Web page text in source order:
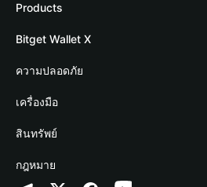
เกี่ยวกับ Bitget Wallet
Blog
Academy
ข่าวสารด้านคริปโต
ศูนย์ช่วยเหลือ
ติดต่อเรา
Products
Crypto Card
Stablecoin Earn
Payfi Crypto
Crypto Swap API
Altcoin Season Index
Bitget Wallet X
นักพัฒนา
เชื่อมต่อ Wallet
Bitget Wallet Pay
ลิสต์โปรเจกต์
ความปลอดภัย
Protection Fund
เทคโนโลยีความปลอดภัย
เครื่องมือ
ซื้อคริปโต
การตรวจจับการอนุญาต
สินทรัพย์
Arbitrum
กฎหมาย